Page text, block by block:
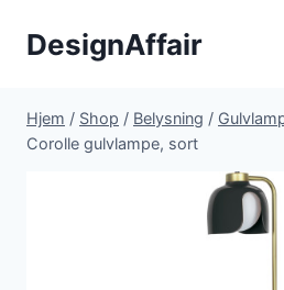
DesignAffair
Hjem / Shop / Belysning /
Corolle gulvlampe, sort